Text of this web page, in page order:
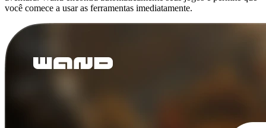
você comece a usar as ferramentas imediatamente.